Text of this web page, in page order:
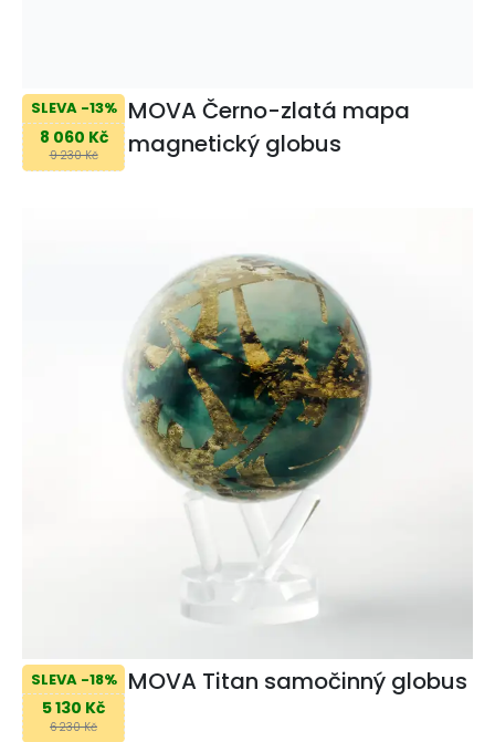
SLEVA -13%
8 060 Kč
9 230 Kč
MOVA Černo-zlatá mapa
magnetický globus
SLEVA -18%
5 130 Kč
6 230 Kč
MOVA Titan samočinný globus